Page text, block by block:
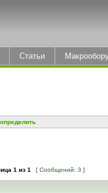
Статьи
1 из 1 [ Сообщений: 3 ]